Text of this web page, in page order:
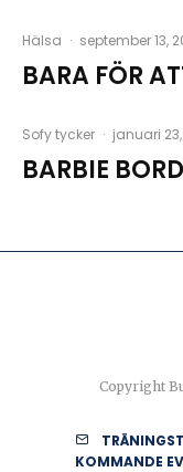
Hälsa · september 13,
BARA FÖR
Sofy tycker · januari 23,
BARBIE
Copyright
KOMMANDE